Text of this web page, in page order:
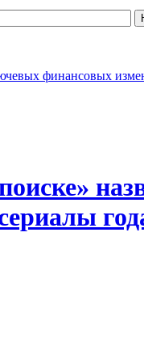
финансовых